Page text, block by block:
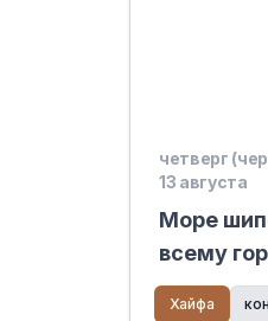
четверг
13 августа
Море
всему
Хайфа